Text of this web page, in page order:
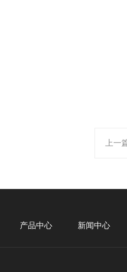
上一
产品中心 新闻中心